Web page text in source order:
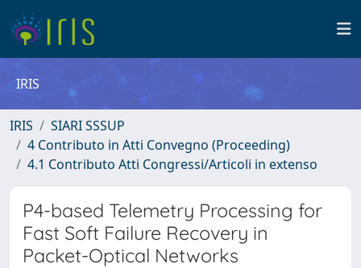
IRIS
IRIS
SIARI SSSUP
4 Contributo in Atti Convegno (Proceeding)
4.1 Contributo Atti Congressi/Articoli in extenso
P4-based Telemetry Processing for
Fast Soft Failure Recovery in
Packet-Optical Networks